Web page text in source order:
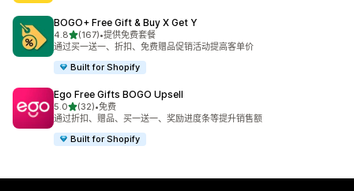
BOGO+ Free Gift & Buy X Get Y
4.8星（满分 5 星）
(167)
总共 167 条评论
•提供免费套餐
通过买一送一、折扣、免费赠品促销活动提高客单价
Built for Shopify
Ego Free Gifts BOGO Upsell
5.0星（满分 5 星）
(32)
总共 32 条评论
•免费
通过折扣、赠品、买一送一、奖励进度条等提升销售额
Built for Shopify